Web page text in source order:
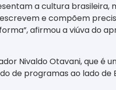
a cultura brasileira,
e compõem
afirmou a viúva do
Nivaldo Otavani, que é
programas ao lado de